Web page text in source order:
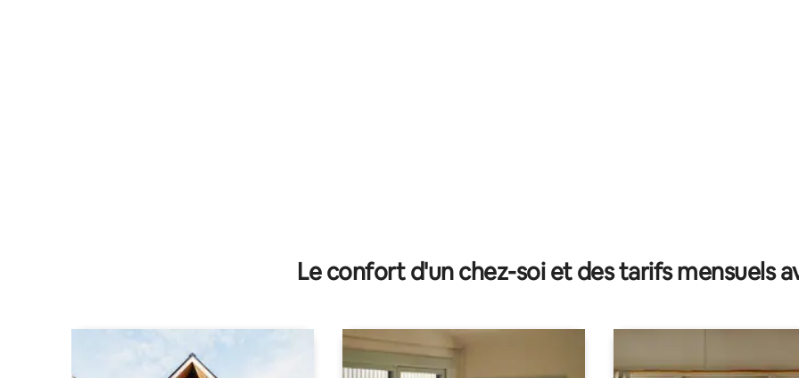
Le confort d'un chez-soi et des tarifs mensuels